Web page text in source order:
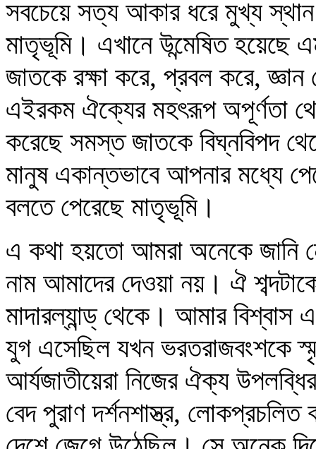
সবচেয়ে সত্য আকার ধরে মুখ্য
মাতৃভূমি। এখানে উন্মেষিত হয়েছে
জাতকে রক্ষা করে, প্রবল করে, জ্ঞান
এইরকম ঐক্যের মহৎরূপ অপূর্ণতা
করেছে সমস্ত জাতকে বিঘ্নবিপদ
মানুষ একান্তভাবে আপনার মধ্যে
বলতে পেরেছে মাতৃভূমি।
এ কথা হয়তো আমরা অনেকে জানি নে
নাম আমাদের দেওয়া নয়। ঐ
মাদারল্যান্ড্‌ থেকে। আমার বিশ্বাস
যুগ এসেছিল যখন ভরতরাজবংশকে
আর্যজাতীয়েরা নিজের ঐক্য
বেদ পুরাণ দর্শনশাস্ত্র,